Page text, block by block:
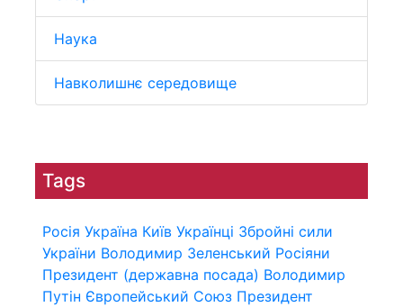
Наука
Навколишнє середовище
Tags
Росія Україна Київ Українці Збройні сили
України Володимир Зеленський Росіяни
Президент (державна посада) Володимир
Путін Європейський Союз Президент